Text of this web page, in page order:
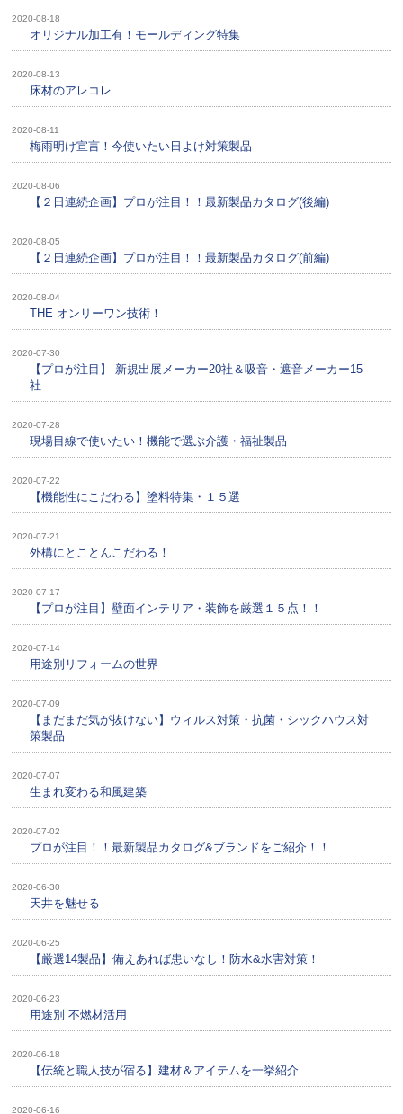
2020-08-18
オリジナル加工有！モールディング特集
2020-08-13
床材のアレコレ
2020-08-11
梅雨明け宣言！今使いたい日よけ対策製品
2020-08-06
【２日連続企画】プロが注目！！最新製品カタログ(後編)
2020-08-05
【２日連続企画】プロが注目！！最新製品カタログ(前編)
2020-08-04
THE オンリーワン技術！
2020-07-30
【プロが注目】 新規出展メーカー20社＆吸音・遮音メーカー15
社
2020-07-28
現場目線で使いたい！機能で選ぶ介護・福祉製品
2020-07-22
【機能性にこだわる】塗料特集・１５選
2020-07-21
外構にとことんこだわる！
2020-07-17
【プロが注目】壁面インテリア・装飾を厳選１５点！！
2020-07-14
用途別リフォームの世界
2020-07-09
【まだまだ気が抜けない】ウィルス対策・抗菌・シックハウス対
策製品
2020-07-07
生まれ変わる和風建築
2020-07-02
プロが注目！！最新製品カタログ&ブランドをご紹介！！
2020-06-30
天井を魅せる
2020-06-25
【厳選14製品】備えあれば患いなし！防水&水害対策！
2020-06-23
用途別 不燃材活用
2020-06-18
【伝統と職人技が宿る】建材＆アイテムを一挙紹介
2020-06-16